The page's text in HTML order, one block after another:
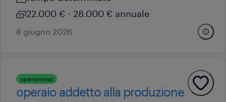
22.000 € - 28.000 € annuale
8 giugno 2026
operational
operaio addetto alla produzione